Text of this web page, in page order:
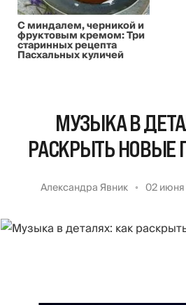
С миндалем, черникой и
фруктовым кремом: Три
старинных рецепта
Пасхальных куличей
МУЗЫКА В
РАСКРЫТЬ НОВЫЕ
Александра Явник 02